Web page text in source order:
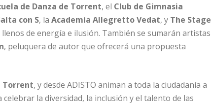
de Danza de Torrent, el Club de Gimnasia
con S, la Academia Allegretto Vedat, y The Stage
de energía e ilusión. También se sumarán artistas
, peluquera de autor que ofrecerá una propuesta
Torrent, y desde ADISTO animan a toda la ciudadanía a
la diversidad, la inclusión y el talento de las